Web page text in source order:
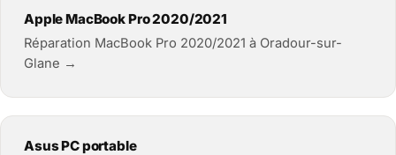
Apple MacBook Pro 2020/2021
Réparation MacBook Pro 2020/2021 à Oradour-sur-
Glane →
Asus PC portable